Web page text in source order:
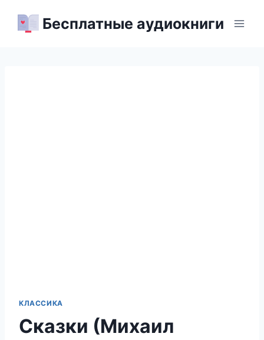
Бесплатные аудиокниги
КЛАССИКА
Сказки (Михаил